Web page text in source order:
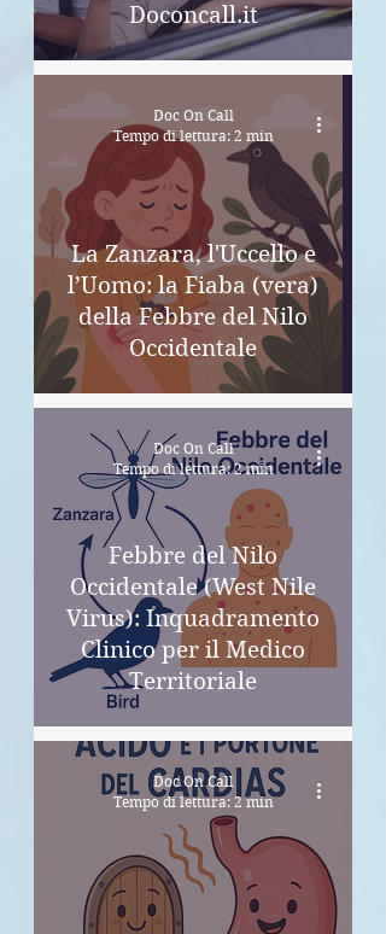
Doconcall.it
La Zanzara, l'Uccello e
l’Uomo: la Fiaba (vera)
della Febbre del Nilo
Occidentale
Doc On Call
Tempo di lettura: 2 min
Febbre del Nilo
Occidentale (West Nile
Virus): Inquadramento
Clinico per il Medico
Territoriale
Doc On Call
Tempo di lettura: 2 min
Doc On Call
Tempo di lettura: 2 min